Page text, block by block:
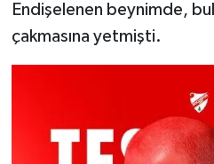
Endişelenen beynimde,
çakmasına yetmişti.